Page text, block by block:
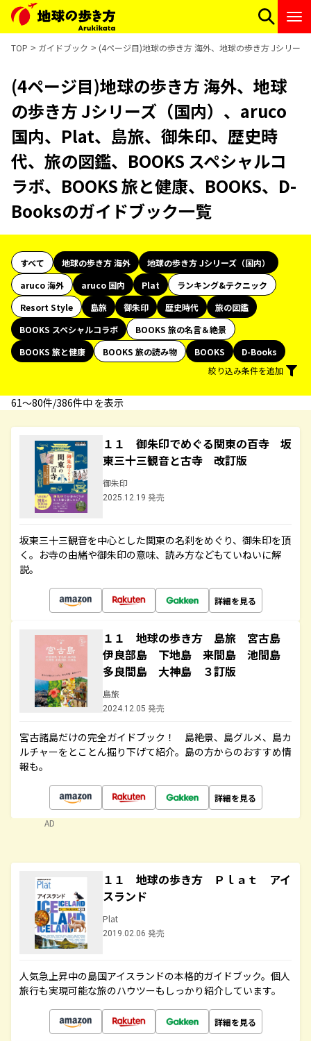
TOP ガイドブック (4ページ目)地球の歩き方 海外、地球の歩き方 Jシリー
(4ページ目)地球の歩き方 海外、地球
の歩き方 Jシリーズ（国内）、aruco
国内、Plat、島旅、御朱印、歴史時
代、旅の図鑑、BOOKS スペシャルコ
ラボ、BOOKS 旅と健康、BOOKS、D-
Booksのガイドブック一覧
すべて 地球の歩き方 海外
地球の歩き方 Jシリーズ（国内）
aruco 海外
aruco 国内 Plat
ランキング&テクニック
Resort Style
島旅 御朱印 歴史時代
旅の図鑑
BOOKS スペシャルコラボ
BOOKS 旅の名言＆絶景
BOOKS 旅と健康
BOOKS 旅の読み物 BOOKS
D-Books
絞り込み条件を追加
61〜80件/386件中 を表示
１１ 御朱印でめぐる関東の百寺 坂
東三十三観音と古寺 改訂版
御朱印
2025.12.19 発売
坂東三十三観音を中心とした関東の名刹をめぐり、御朱印を頂
く。お寺の由緒や御朱印の意味、読み方などもていねいに解
説。
詳細を見る
１１ 地球の歩き方 島旅 宮古島
伊良部島 下地島 来間島 池間島
多良間島 大神島 ３訂版
島旅
2024.12.05 発売
宮古諸島だけの完全ガイドブック！ 島絶景、島グルメ、島カ
ルチャーをとことん掘り下げて紹介。島の方からのおすすめ情
報も。
詳細を見る
AD
１１ 地球の歩き方 Ｐｌａｔ アイ
スランド
Plat
2019.02.06 発売
人気急上昇中の島国アイスランドの本格的ガイドブック。個人
旅行も実現可能な旅のハウツーもしっかり紹介しています。
詳細を見る